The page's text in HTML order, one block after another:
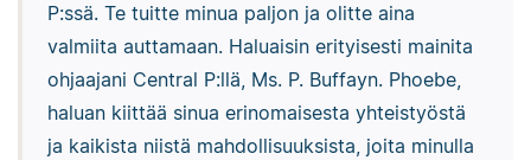
P:ssä. Te tuitte minua paljon ja olitte aina
valmiita auttamaan. Haluaisin erityisesti mainita
ohjaajani Central P:llä, Ms. P. Buffayn. Phoebe,
haluan kiittää sinua erinomaisesta yhteistyöstä
ja kaikista niistä mahdollisuuksista, joita minulla